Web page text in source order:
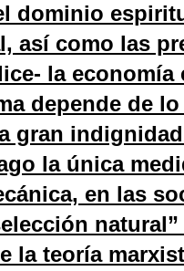
dominio
así como las
la
depende de
gran
la única
en las
la teoría